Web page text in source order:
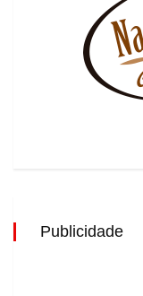
Publicidade